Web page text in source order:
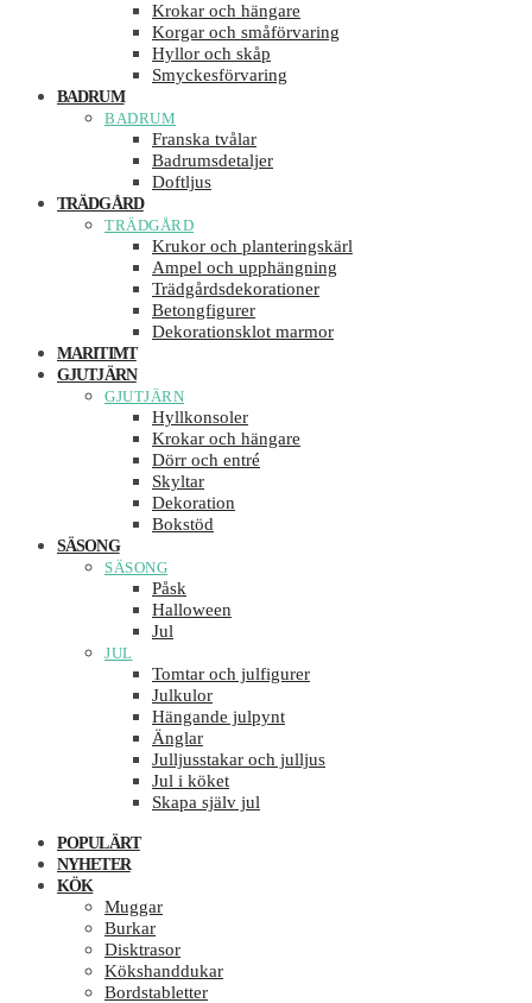
Krokar och hängare
Korgar och småförvaring
Hyllor och skåp
Smyckesförvaring
BADRUM
BADRUM
Franska tvålar
Badrumsdetaljer
Doftljus
TRÄDGÅRD
TRÄDGÅRD
Krukor och planteringskärl
Ampel och upphängning
Trädgårdsdekorationer
Betongfigurer
Dekorationsklot marmor
MARITIMT
GJUTJÄRN
GJUTJÄRN
Hyllkonsoler
Krokar och hängare
Dörr och entré
Skyltar
Dekoration
Bokstöd
SÄSONG
SÄSONG
Påsk
Halloween
Jul
JUL
Tomtar och julfigurer
Julkulor
Hängande julpynt
Änglar
Julljusstakar och julljus
Jul i köket
Skapa själv jul
POPULÄRT
NYHETER
KÖK
Muggar
Burkar
Disktrasor
Kökshanddukar
Bordstabletter